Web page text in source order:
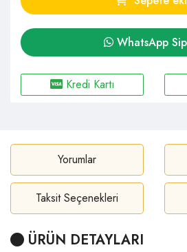
WhatsApp
Kredi Kartı
Yorumlar
Taksit Seçenekleri
ÜRÜN DETAYLARI